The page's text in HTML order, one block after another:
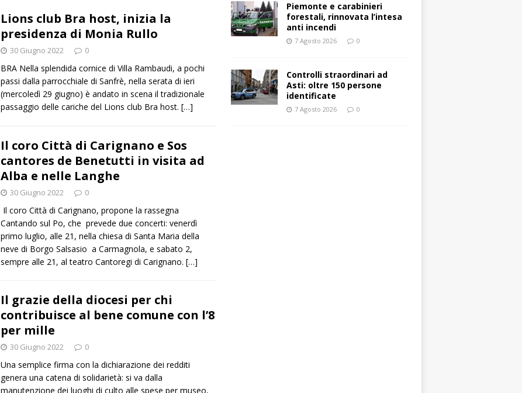
Lions club Bra host, inizia la
presidenza di Monia Rullo
30 Giugno 2022 0
BRA Nella splendida cornice di Villa Rambaudi, a pochi
passi dalla parrocchiale di Sanfrè, nella serata di ieri
(mercoledì 29 giugno) è andato in scena il tradizionale
passaggio delle cariche del Lions club Bra host. […]
Il coro Città di Carignano e Sos
cantores de Benetutti in visita ad
Alba e nelle Langhe
30 Giugno 2022 0
Il coro Città di Carignano, propone la rassegna
Cantando sul Po, che prevede due concerti: venerdì
primo luglio, alle 21, nella chiesa di Santa Maria della
neve di Borgo Salsasio a Carmagnola, e sabato 2,
sempre alle 21, al teatro Cantoregi di Carignano. […]
Il grazie della diocesi per chi
contribuisce al bene comune con l’8
per mille
30 Giugno 2022 0
Una semplice firma con la dichiarazione dei redditi
genera una catena di solidarietà: si va dalla
manutenzione dei luoghi di culto alle spese per museo,
Piemonte e carabinieri
forestali, rinnovata l’intesa
anti incendi
7 Agosto 2026 0
Controlli straordinari ad
Asti: oltre 150 persone
identificate
7 Agosto 2026 0